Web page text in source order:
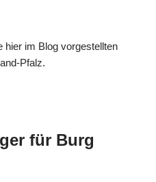
hier im Blog vorgestellten
Pfalz.
für Burg